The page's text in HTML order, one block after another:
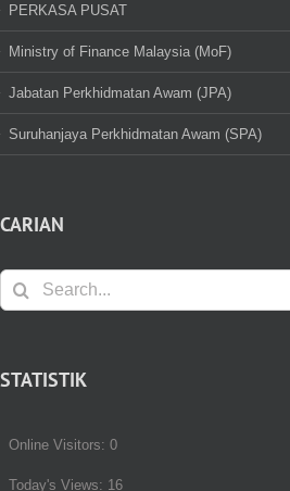
PERKASA PUSAT
Ministry of Finance Malaysia (MoF)
Jabatan Perkhidmatan Awam (JPA)
Suruhanjaya Perkhidmatan Awam (SPA)
CARIAN
Search
for:
STATISTIK
Online Visitors: 0
Today's Views: 16